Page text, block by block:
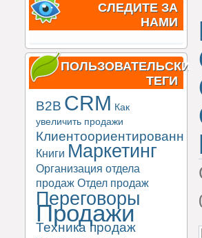
СЛЕДИТЕ ЗА
НАМИ
ПОЛЬЗОВАТЕЛЬСКИЕ
ТЕГИ
B2B CRM Как
увеличить продажи
Книги Маркетинг
Организация отдела
продаж Отдел продаж
Переговоры
Продажи
Техника продаж